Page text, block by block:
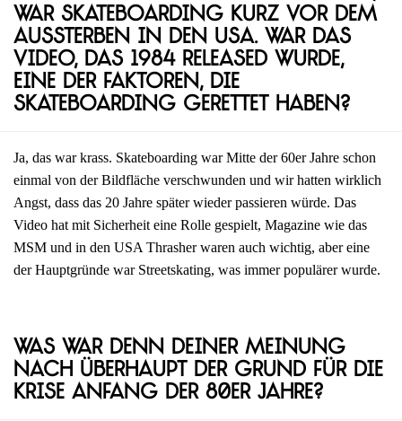
war Skateboarding kurz vor dem
Aussterben in den USA. War das
Video, das 1984 released wurde,
eine der Faktoren, die
Skateboarding gerettet haben?
Ja, das war krass. Skateboarding war Mitte der 60er Jahre schon
einmal von der Bildfläche verschwunden und wir hatten wirklich
Angst, dass das 20 Jahre später wieder passieren würde. Das
Video hat mit Sicherheit eine Rolle gespielt, Magazine wie das
MSM und in den USA Thrasher waren auch wichtig, aber eine
der Hauptgründe war Streetskating, was immer populärer wurde.
Was war denn deiner Meinung
nach überhaupt der Grund für die
Krise Anfang der 80er Jahre?